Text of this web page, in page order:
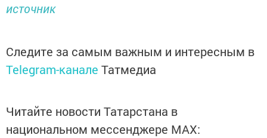
источник
Следите за самым важным и интересным в
Telegram-канале Татмедиа
Читайте новости Татарстана в
национальном мессенджере MАХ: